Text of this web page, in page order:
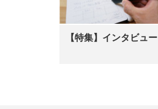
【特集】インタビュー